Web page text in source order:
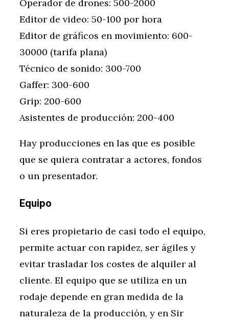
Operador de drones: 500-2000
Editor de video: 50-100 por hora
Editor de gráficos en movimiento: 600-
30000 (tarifa plana)
Técnico de sonido: 300-700
Gaffer: 300-600
Grip: 200-600
Asistentes de producción: 200-400
Hay producciones en las que es posible
que se quiera contratar a actores, fondos
o un presentador.
Equipo
Si eres propietario de casi todo el equipo,
permite actuar con rapidez, ser ágiles y
evitar trasladar los costes de alquiler al
cliente. El equipo que se utiliza en un
rodaje depende en gran medida de la
naturaleza de la producción, y en Sir